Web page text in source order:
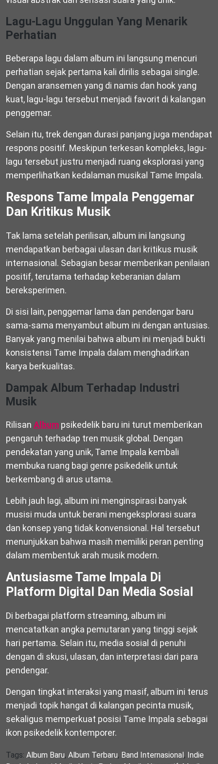
Lagu-Lagu Unggulan Yang Menarik
Perhatian
Beberapa lagu dalam album ini langsung mencuri
perhatian sejak pertama kali dirilis sebagai single.
Dengan aransemen yang di namis dan hook yang
kuat, lagu-lagu tersebut menjadi favorit di kalangan
penggemar.
Selain itu, trek dengan durasi panjang juga mendapat
respons positif. Meskipun terkesan kompleks, lagu-
lagu tersebut justru menjadi ruang eksplorasi yang
memperlihatkan kedalaman musikal Tame Impala.
Respons Tame Impala Penggemar
Dan Kritikus Musik
Tak lama setelah perilisan, album ini langsung
mendapatkan berbagai ulasan dari kritikus musik
internasional. Sebagian besar memberikan penilaian
positif, terutama terhadap keberanian dalam
bereksperimen.
Di sisi lain, penggemar lama dan pendengar baru
sama-sama menyambut album ini dengan antusias.
Banyak yang menilai bahwa album ini menjadi bukti
konsistensi Tame Impala dalam menghadirkan
karya berkualitas.
Dampak Album Terhadap Industri
Musik
Rilisan Album psikedelik baru ini turut memberikan
pengaruh terhadap tren musik global. Dengan
pendekatan yang unik, Tame Impala kembali
membuka ruang bagi genre psikedelik untuk
berkembang di arus utama.
Lebih jauh lagi, album ini menginspirasi banyak
musisi muda untuk berani mengeksplorasi suara
dan konsep yang tidak konvensional. Hal tersebut
menunjukkan bahwa masih memiliki peran penting
dalam membentuk arah musik modern.
Antusiasme Tame Impala Di
Platform Digital Dan Media Sosial
Di berbagai platform streaming, album ini
mencatatkan angka pemutaran yang tinggi sejak
hari pertama. Selain itu, media sosial di penuhi
dengan di skusi, ulasan, dan interpretasi dari para
pendengar.
Dengan tingkat interaksi yang masif, album ini terus
menjadi topik hangat di kalangan pecinta musik,
sekaligus memperkuat posisi Tame Impala sebagai
ikon psikedelik kontemporer.
Tags: Album Baru, Album Terbaru, Band Internasional , Indie